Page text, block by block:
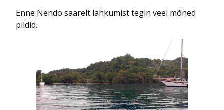
Enne Nendo saarelt lahkumist tegin veel mõned
pildid.